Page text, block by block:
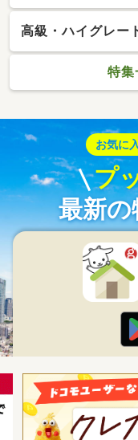
高級・ハイグレー
特集
お気に
プ
最新の